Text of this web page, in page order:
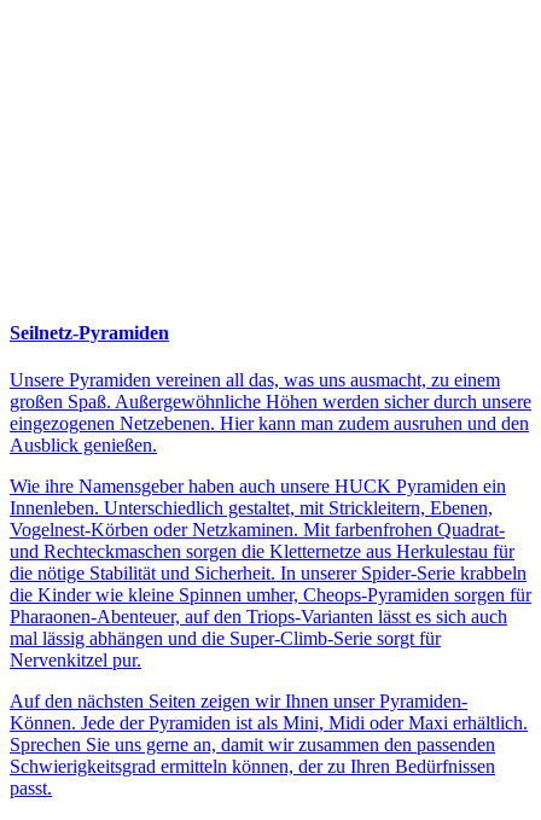
Seilnetz-Pyramiden
Unsere Pyramiden vereinen all das, was uns ausmacht, zu einem
großen Spaß. Außergewöhnliche Höhen werden sicher durch unsere
eingezogenen Netzebenen. Hier kann man zudem ausruhen und den
Ausblick genießen.
Wie ihre Namensgeber haben auch unsere HUCK Pyramiden ein
Innenleben. Unterschiedlich gestaltet, mit Strickleitern, Ebenen,
Vogelnest-Körben oder Netzkaminen. Mit farbenfrohen Quadrat-
und Rechteckmaschen sorgen die Kletternetze aus Herkulestau für
die nötige Stabilität und Sicherheit. In unserer Spider-Serie krabbeln
die Kinder wie kleine Spinnen umher, Cheops-Pyramiden sorgen für
Pharaonen-Abenteuer, auf den Triops-Varianten lässt es sich auch
mal lässig abhängen und die Super-Climb-Serie sorgt für
Nervenkitzel pur.
Auf den nächsten Seiten zeigen wir Ihnen unser Pyramiden-
Können. Jede der Pyramiden ist als Mini, Midi oder Maxi erhältlich.
Sprechen Sie uns gerne an, damit wir zusammen den passenden
Schwierigkeitsgrad ermitteln können, der zu Ihren Bedürfnissen
passt.